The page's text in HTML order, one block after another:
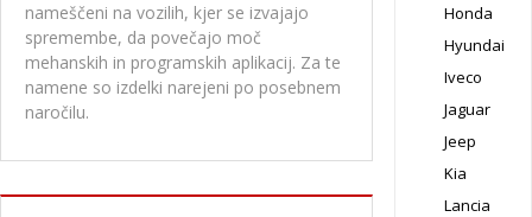
nameščeni na vozilih, kjer se izvajajo
spremembe, da povečajo moč
mehanskih in programskih aplikacij. Za te
namene so izdelki narejeni po posebnem
naročilu.
Honda
Hyundai
Iveco
Jaguar
Jeep
Kia
Lancia